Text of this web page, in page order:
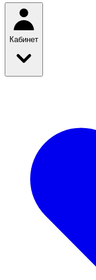
Кабинет